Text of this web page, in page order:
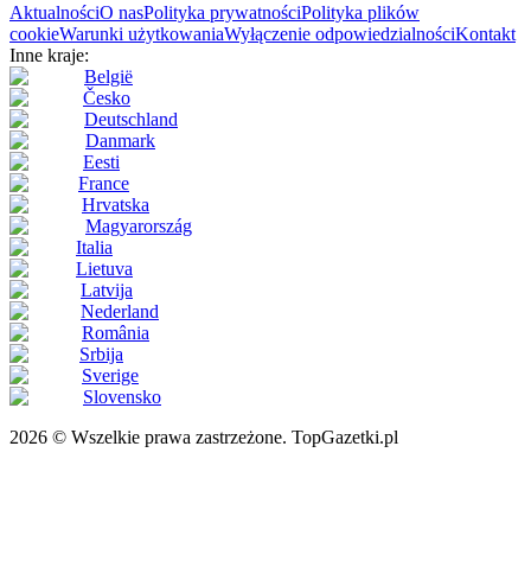
AktualnościO nasPolityka prywatnościPolityka plików
cookieWarunki użytkowaniaWyłączenie odpowiedzialnościKontakt
Inne kraje:
België
Česko
Deutschland
Danmark
Eesti
France
Hrvatska
Magyarország
Italia
Lietuva
Latvija
Nederland
România
Srbija
Sverige
Slovensko
2026 © Wszelkie prawa zastrzeżone. TopGazetki.pl